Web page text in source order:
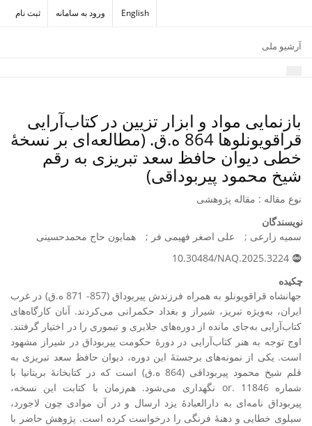
ورود به سامانه ثبت نام English
آرشیو ملی
بازنمایی مواد و ابزار تزیین در کتاب‌آرایی
قراقویونلوها 864 ه.ق. (مطالعه‌ای بر نسخۀ
خطی دیوان حافظ سعد تبریزی به رقم
شیخ محمود پیربوداقی)
نوع مقاله : مقاله پژوهشی
نویسندگان
سمیه زارعی
علی اصغر فهیمی فر
همایون حاج محمدحسینی
10.30484/NAQ.2025.3224
چکیده
جهانشاه قراقویونلو به همراه فرزندش پیربوداق (857- 871 ه.ق) در غرب
ایران، به‌ویژه تبریز، شیراز و بغداد حکمرانی می‌کردند. آنان کارگاه‌های
کتاب‌آرایی به‌جای مانده از دوره‌های جلایری و تیموری را در اختیار گرفتند.
اوج توجه به هنر کتاب‌آرایی در دورۀ حکومت پیربوداق در شیراز مشهود
است. یکی از نمونه‌های برجستۀ این دوره، دیوان حافظ سعد تبریزی به
قلم شیخ محمود پیربوداقی (864 ه.ق) است که در کتابخانۀ بریتانیا با
شماره or. 11846 نگهداری می‌شود. هم‌زمان با کتابت این نسخه،
پیربوداق نامه‌ای به دارالعبادۀ یزد ارسال و در آن موادی چون لاجورد،
سیلوی خطایی و دهنۀ فرنگی را درخواست کرده است. پژوهش حاضر با